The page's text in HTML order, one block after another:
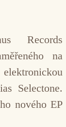
Records
na
Selectone.
nového EP